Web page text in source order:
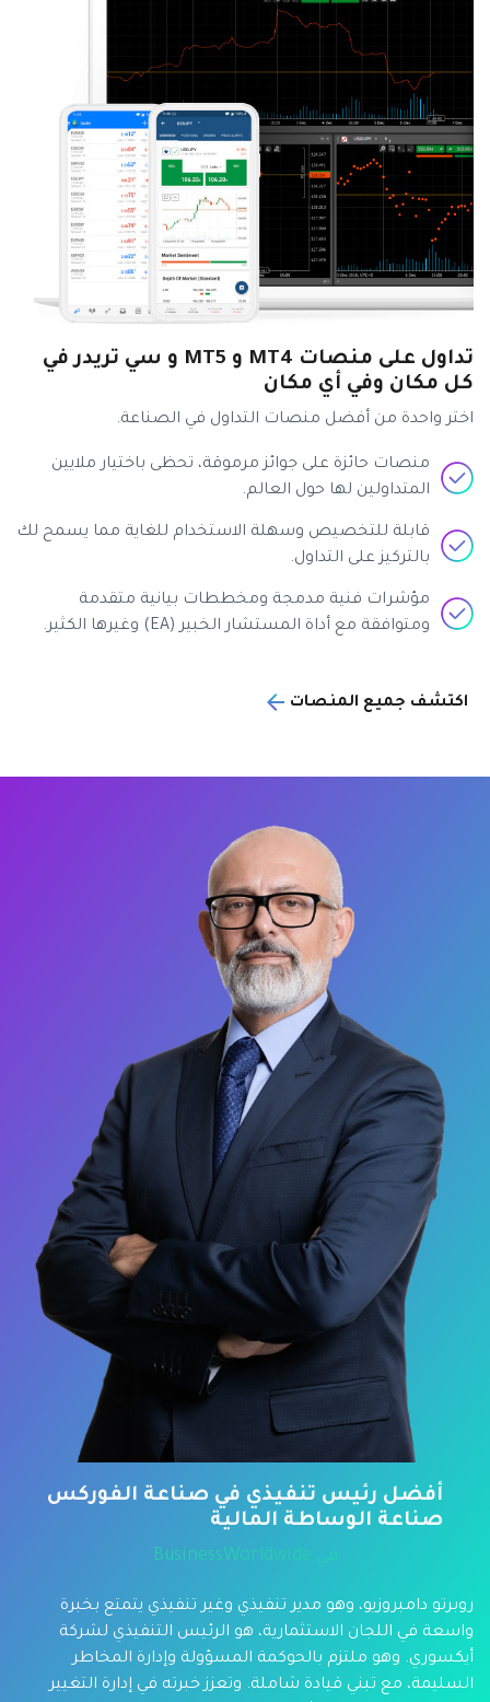
تداول على منصات MT4 و MT5 و سي تريدر في
كل مكان وفي أي مكان
اختر واحدة من أفضل منصات التداول في الصناعة.
منصات حائزة على جوائز مرموقة، تحظى باختيار ملايين
المتداولين لها حول العالم.
قابلة للتخصيص وسهلة الاستخدام للغاية مما يسمح لك
بالتركيز على التداول.
مؤشرات فنية مدمجة ومخططات بيانية متقدمة
ومتوافقة مع أداة المستشار الخبير (EA) وغيرها الكثير.
اكتشف جميع المنصات
أفضل رئيس تنفيذي في صناعة الفوركس
صناعة الوساطة المالية
في BusinessWorldwide
روبرتو دامبروزيو، وهو مدير تنفيذي وغير تنفيذي يتمتع بخبرة
واسعة في اللجان الاستثمارية، هو الرئيس التنفيذي لشركة
أيكسوري. وهو ملتزم بالحوكمة المسؤولة وإدارة المخاطر
السليمة، مع تبني قيادة شاملة. وتعزز خبرته في إدارة التغيير